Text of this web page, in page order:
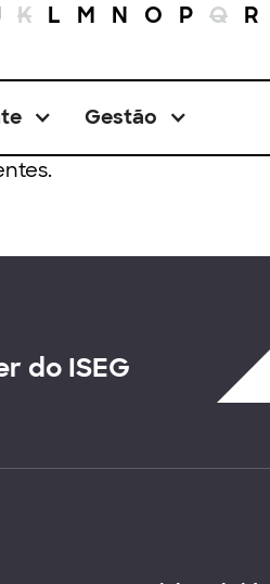
K L M N O P Q R
Gestão
do ISEG